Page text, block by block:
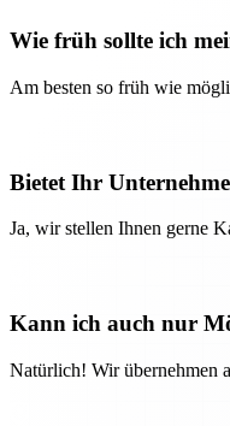
Wie früh sollte ich
Am besten so früh wie
Bietet Ihr
Ja, wir stellen Ihnen gerne
Kann ich auch nur
Natürlich! Wir übernehmen